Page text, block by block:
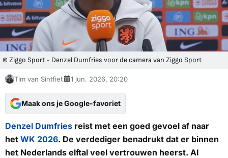
© Ziggo Sport - Denzel Dumfries voor de camera van Ziggo Sport
Tim van Sintfiet 1 jun. 2026, 20:20
Maak ons je Google-favoriet
Denzel Dumfries reist met een goed gevoel af naar
het WK 2026. De verdediger benadrukt dat er binnen
het Nederlands elftal veel vertrouwen heerst. Al